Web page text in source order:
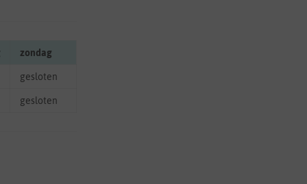
zondag
gesloten
gesloten